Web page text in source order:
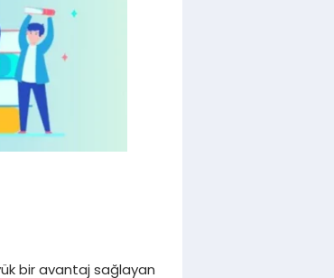
bir avantaj sağlayan